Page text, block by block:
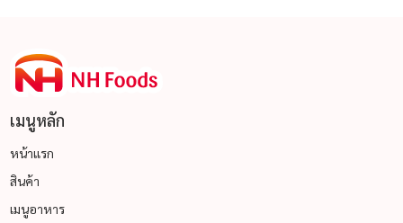
เมนูหลัก
หน้าแรก
สินค้า
เมนูอาหาร